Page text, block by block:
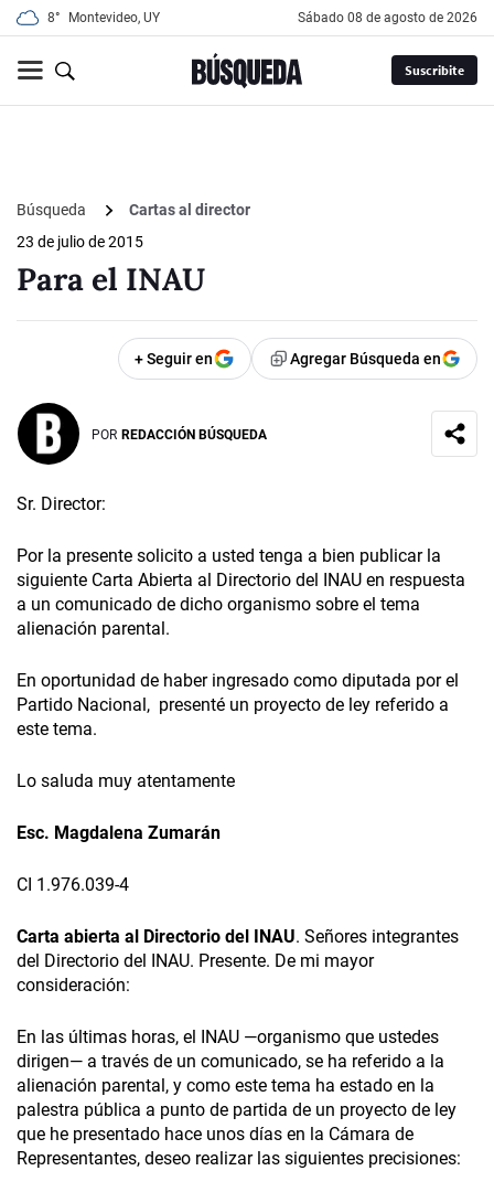
8° Montevideo, UY sábado 08 de agosto de 2026
Suscribite
Búsqueda
Cartas al director
23 de julio de 2015
Para el INAU
+ Seguir en Agregar Búsqueda en
POR REDACCIÓN BÚSQUEDA
Sr. Director:
Por la presente solicito a usted tenga a bien publicar la
siguiente Carta Abierta al Directorio del INAU en respuesta
a un comunicado de dicho organismo sobre el tema
alienación parental.
En oportunidad de haber ingresado como diputada por el
Partido Nacional, presenté un proyecto de ley referido a
este tema.
Lo saluda muy atentamente
Esc. Magdalena Zumarán
CI 1.976.039-4
Carta abierta al Directorio del INAU. Señores integrantes
del Directorio del INAU. Presente. De mi mayor
consideración:
En las últimas horas, el INAU —organismo que ustedes
dirigen— a través de un comunicado, se ha referido a la
alienación parental, y como este tema ha estado en la
palestra pública a punto de partida de un proyecto de ley
que he presentado hace unos días en la Cámara de
Representantes, deseo realizar las siguientes precisiones: